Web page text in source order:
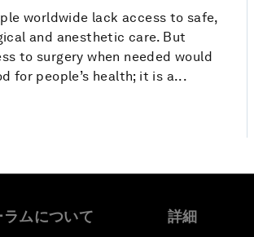
worldwide lack access to safe,
and anesthetic care. But
to surgery when needed would
for people’s health; it is a...
ムについて 詳細